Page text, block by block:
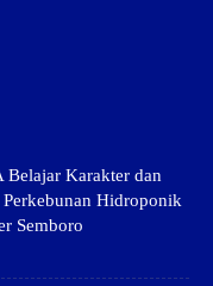
Belajar Karakter dan
Hidroponik
Semboro